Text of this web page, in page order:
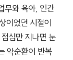
무와 육아, 인간
이었던 시절이
심만 지나면 눈
악순환이 반복